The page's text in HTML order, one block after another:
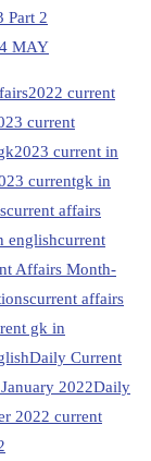
Part 2
MAY
2022 current
current
2023 current in
currentgk in
current affairs
englishcurrent
Affairs Month-
current affairs
gk in
Daily Current
2022Daily
2022 current